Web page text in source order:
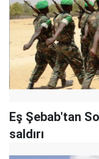
Eş Şebab'tan
saldırı